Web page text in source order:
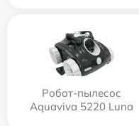
Робот-пылесос
Aquaviva 5220 Luna